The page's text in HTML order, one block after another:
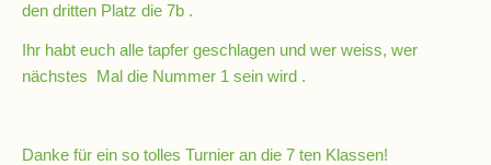
Hausaufgabenbetreuung
den dritten Platz die 7b .
Ihr habt euch alle tapfer geschlagen und wer weiss, wer
nächstes Mal die Nummer 1 sein wird .
Danke für ein so tolles Turnier an die 7 ten Klassen!